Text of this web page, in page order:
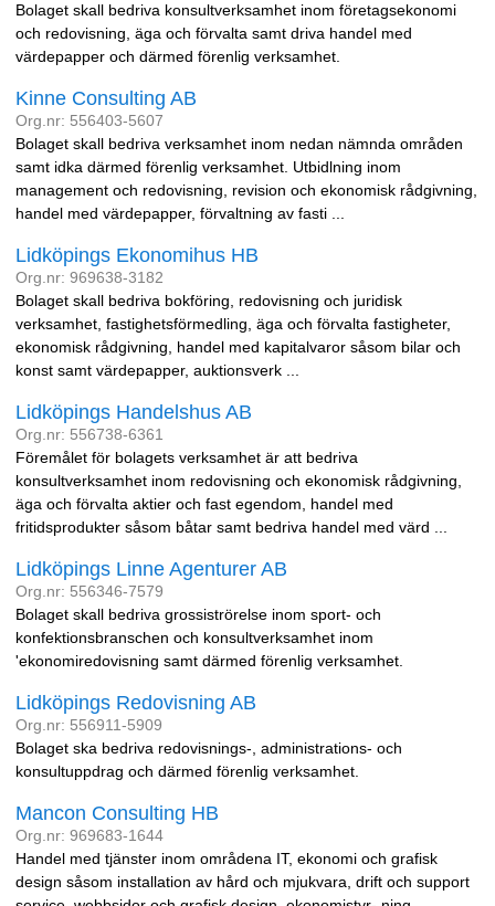
Bolaget skall bedriva konsultverksamhet inom företagsekonomi
och redovisning, äga och förvalta samt driva handel med
värdepapper och därmed förenlig verksamhet.
Kinne Consulting AB
Org.nr: 556403-5607
Bolaget skall bedriva verksamhet inom nedan nämnda områden
samt idka därmed förenlig verksamhet. Utbidlning inom
management och redovisning, revision och ekonomisk rådgivning,
handel med värdepapper, förvaltning av fasti ...
Lidköpings Ekonomihus HB
Org.nr: 969638-3182
Bolaget skall bedriva bokföring, redovisning och juridisk
verksamhet, fastighetsförmedling, äga och förvalta fastigheter,
ekonomisk rådgivning, handel med kapitalvaror såsom bilar och
konst samt värdepapper, auktionsverk ...
Lidköpings Handelshus AB
Org.nr: 556738-6361
Föremålet för bolagets verksamhet är att bedriva
konsultverksamhet inom redovisning och ekonomisk rådgivning,
äga och förvalta aktier och fast egendom, handel med
fritidsprodukter såsom båtar samt bedriva handel med värd ...
Lidköpings Linne Agenturer AB
Org.nr: 556346-7579
Bolaget skall bedriva grossiströrelse inom sport- och
konfektionsbranschen och konsultverksamhet inom
'ekonomiredovisning samt därmed förenlig verksamhet.
Lidköpings Redovisning AB
Org.nr: 556911-5909
Bolaget ska bedriva redovisnings-, administrations- och
konsultuppdrag och därmed förenlig verksamhet.
Mancon Consulting HB
Org.nr: 969683-1644
Handel med tjänster inom områdena IT, ekonomi och grafisk
design såsom installation av hård och mjukvara, drift och support